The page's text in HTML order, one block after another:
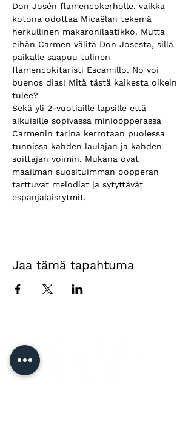
Don Josén flamencokerholle, vaikka
kotona odottaa Micaëlan tekemä
herkullinen makaronilaatikko. Mutta
eihän Carmen välitä Don Josesta, sillä
paikalle saapuu tulinen
flamencokitaristi Escamillo. No voi
buenos dias! Mitä tästä kaikesta oikein
tulee?
Sekä yli 2-vuotiaille lapsille että
aikuisille sopivassa minioopperassa
Carmenin tarina kerrotaan puolessa
tunnissa kahden laulajan ja kahden
soittajan voimin. Mukana ovat
maailman suosituimman oopperan
tarttuvat melodiat ja sytyttävät
espanjalaisrytmit.
Jaa tämä tapahtuma